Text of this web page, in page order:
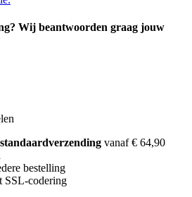
Wij beantwoorden graag jouw
vanaf € 64,90
bestelling
SSL-codering